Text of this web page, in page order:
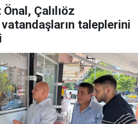
Çalılıöz
taleplerini